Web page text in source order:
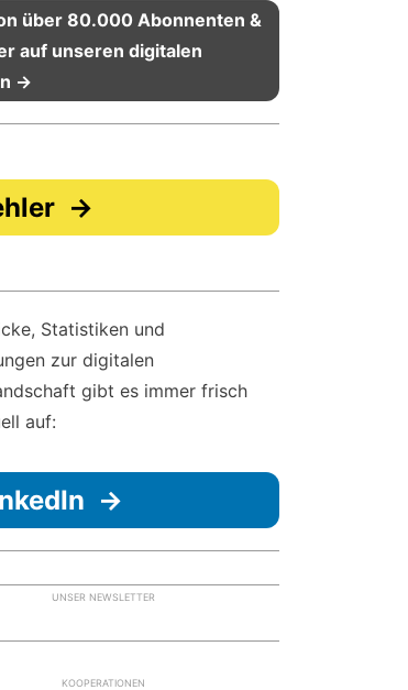
über 80.000 Abonnenten &
auf unseren digitalen
→
→
Statistiken und
zur digitalen
gibt es immer frisch
auf:
→
UNSER NEWSLETTER
KOOPERATIONEN